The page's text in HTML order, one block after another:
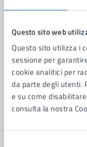
Questo sito web
Questo sito utilizza i
sessione per
cookie analitici per
da parte degli utenti.
e su come
consulta la nostra